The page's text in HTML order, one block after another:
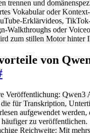
trennen und
Vokabular oder
Erklärvideos,
Walkthroughs oder
zum stillen Motor hinter
von
Veröffentlichung: Qwen3
die für Transkription,
aufgewendet werden,
häufiger zu veröffentlichen.
Reichweite: Mit